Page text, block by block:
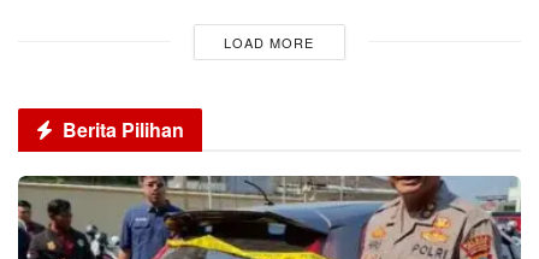
LOAD MORE
Berita Pilihan